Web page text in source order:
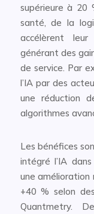
supérieure à 20
santé, de la
accélèrent
générant des
de service. Par
l’IA par des
une réduction
algorithmes
Les bénéfices
intégré l’IA
une
+40 % selon
Quantmetry.